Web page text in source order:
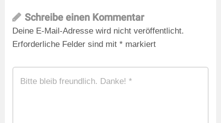
Schreibe einen Kommentar
Deine E-Mail-Adresse wird nicht veröffentlicht.
Erforderliche Felder sind mit * markiert